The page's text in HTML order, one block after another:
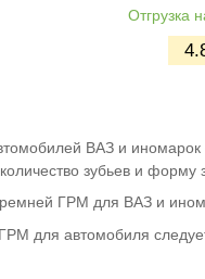
Отгрузка
ВАЗ и иномарок
зубьев и форму
ГРМ для ВАЗ и
для автомобиля